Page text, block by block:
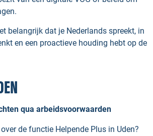
belangrijk dat je Nederlands spreekt, in
en een proactieve houding hebt op de
qua arbeidsvoorwaarden
de functie Helpende Plus in Uden?